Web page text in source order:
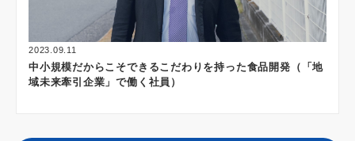
2023.09.11
中小規模だからこそできるこだわりを持った食品開発（「地
域未来牽引企業」で働く社員）